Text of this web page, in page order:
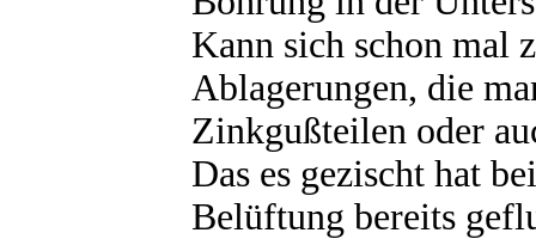
Kann sich schon mal
Ablagerungen, die
Zinkgußteilen oder
Das es gezischt hat
Belüftung bereits